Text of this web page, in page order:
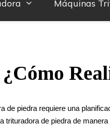
Máquinas
¿Cómo
de piedra requiere una
trituradora de piedra de